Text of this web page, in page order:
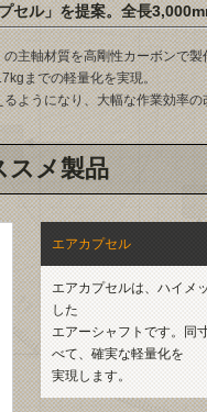
セル」を提案。全長
主軸材質を高剛性カーボンで
までの軽量化を実現。
ようになり、大幅な作業効率
スメ製品
エアカプセル
エアカプセルは、ハイメ
した
エアーシャフトです。同
べて、確実な軽量化を
実現します。